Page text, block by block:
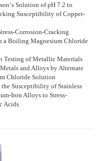
Solution of pH 7.2 to
Susceptibility of Copper-
Corrosion-Cracking
a Boiling Magnesium Chloride
Testing of Metallic Materials
and Alloys by Alternate
Chloride Solution
Susceptibility of Stainless
Iron Alloys to Stress-
Acids